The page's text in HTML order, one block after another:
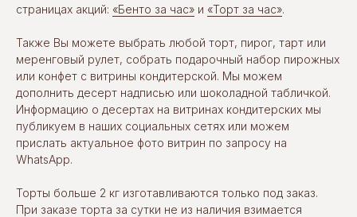
страницах акций: «Бенто за час» и «Торт за час».
Также Вы можете выбрать любой торт, пирог, тарт или
меренговый рулет, собрать подарочный набор пирожных
или конфет с витрины кондитерской. Мы можем
дополнить десерт надписью или шоколадной табличкой.
Информацию о десертах на витринах кондитерских мы
публикуем в наших социальных сетях или можем
прислать актуальное фото витрин по запросу на
WhatsApp.
Торты больше 2 кг изготавливаются только под заказ.
При заказе торта за сутки не из наличия взимается